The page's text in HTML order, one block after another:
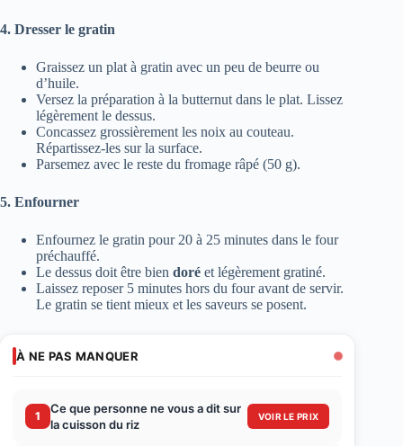
4. Dresser le gratin
Graissez un plat à gratin avec un peu de beurre ou
d’huile.
Versez la préparation à la butternut dans le plat. Lissez
légèrement le dessus.
Concassez grossièrement les noix au couteau.
Répartissez-les sur la surface.
Parsemez avec le reste du fromage râpé (50 g).
5. Enfourner
Enfournez le gratin pour 20 à 25 minutes dans le four
préchauffé.
Le dessus doit être bien doré et légèrement gratiné.
Laissez reposer 5 minutes hors du four avant de servir.
Le gratin se tient mieux et les saveurs se posent.
À NE PAS MANQUER
1
Ce que personne ne vous a dit sur
la cuisson du riz
VOIR LE PRIX